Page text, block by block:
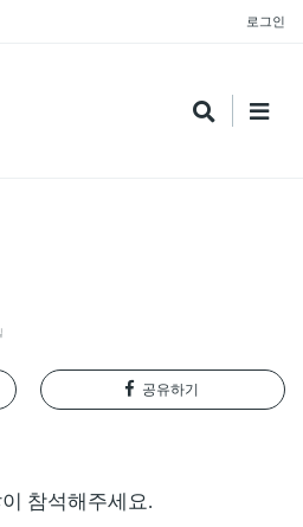
로그인
공유하기
참석해주세요.